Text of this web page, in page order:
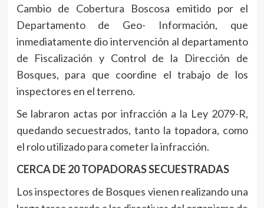
Cambio de Cobertura Boscosa emitido por el
Departamento de Geo- Información, que
inmediatamente dio intervención al departamento
de Fiscalización y Control de la Dirección de
Bosques, para que coordine el trabajo de los
inspectores en el terreno.
Se labraron actas por infracción a la Ley 2079-R,
quedando secuestrados, tanto la topadora, como
el rolo utilizado para cometer la infracción.
CERCA DE 20 TOPADORAS SECUESTRADAS
Los inspectores de Bosques vienen realizando una